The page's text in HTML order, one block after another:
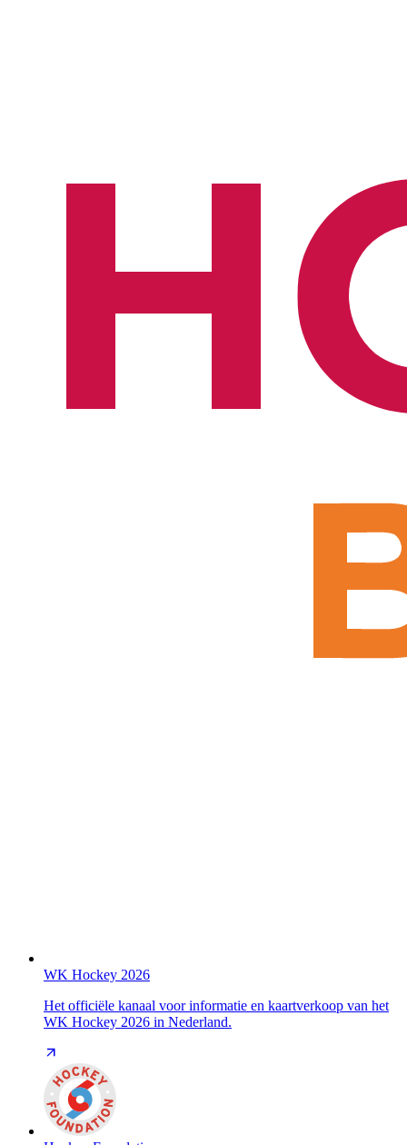
WK Hockey 2026
Het officiële kanaal voor informatie en kaartverkoop van het
WK Hockey 2026 in Nederland.